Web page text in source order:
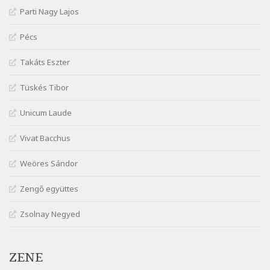
József Attila: Ne bántsda gyönge nőt
Szélkiáltó
Szélkiáltó
József Attila: Szerelmesvers
József Attila: Tószunnyadó
Szélkiáltó
József Attila: Virágos
Szélkiáltó
Szélkiáltó
Parti Nagy Lajos
Pécs
Takáts Eszter
Tüskés Tibor
Unicum Laude
Vivat Bacchus
Weöres Sándor
Zengő együttes
Zsolnay Negyed
ZENE